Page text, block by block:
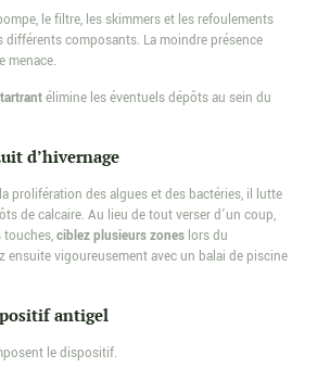
le filtre, les skimmers et les refoulements
différents composants. La moindre présence
menace.
élimine les éventuels dépôts au sein du
d’hivernage
prolifération des algues et des bactéries, il lutte
de calcaire. Au lieu de tout verser d’un coup,
touches,ciblez plusieurs zoneslors du
ensuite vigoureusement avec un balai de piscine
antigel
le dispositif.